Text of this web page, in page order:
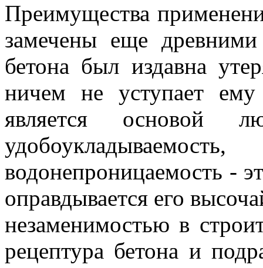
Преимущества
замечены еще
бетона был издавна
ничем не уступает
является основой
водонепроницаемость -
оправдывается его
незаменимостью в
рецептура бетона и